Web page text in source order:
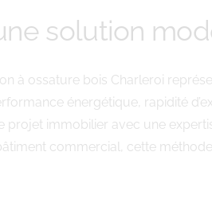
solution
à ossature bois Charleroi
énergétique, rapidité
immobilier avec une
commercial, cette